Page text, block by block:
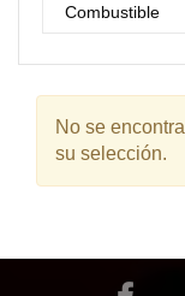
Combustible
No se
su selección.